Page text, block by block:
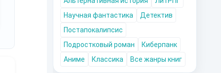
Научная фантастика
Детектив
Постапокалипсис
Подростковый роман
Киберпанк
Аниме
Классика Все жанры книг